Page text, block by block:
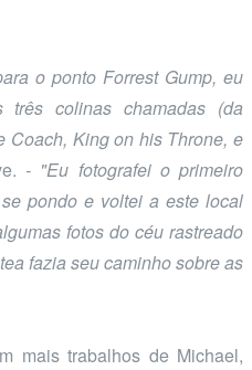
o ponto Forrest Gump, eu
colinas chamadas (da
Coach, King on his Throne, e
- "Eu fotografei o primeiro
pondo e voltei a este local
fotos do céu rastreado
fazia seu caminho sobre as
mais trabalhos de Michael,